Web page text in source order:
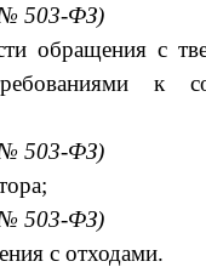
№ 503-ФЗ)
обращения с
к
№ 503-ФЗ)
№ 503-ФЗ)
с отходами.